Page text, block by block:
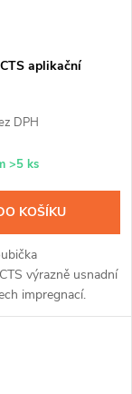
aplikační
DPH
>5 ks
KOŠÍKU
výrazně usnadní
impregnací.